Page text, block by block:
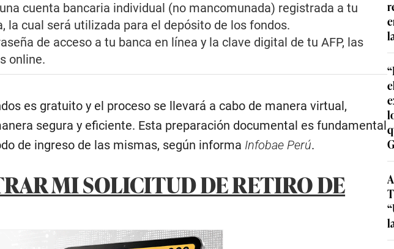
cuenta bancaria individual (no mancomunada) registrada a tu
la cual será utilizada para el depósito de los fondos.
de acceso a tu banca en línea y la clave digital de tu AFP, las
online.
es gratuito y el proceso se llevará a cabo de manera virtual,
segura y eficiente. Esta preparación documental es fundamental
de ingreso de las mismas, según informa Infobae Perú.
MI SOLICITUD DE RETIRO DE